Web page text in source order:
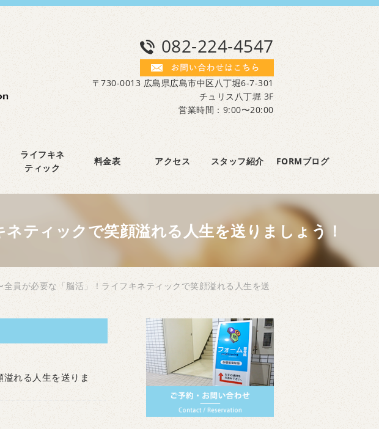
082-224-4547
〒730-0013 広島県広島市中区八丁堀6-7-301
チュリス八丁堀 3F
営業時間：9:00〜20:00
ライフキネ
ティック
料金表 アクセス スタッフ紹介 FORMブログ
ティックで笑顔溢れる人生を送りましょう！
員が必要な「脳活」！ライフキネティックで笑顔溢れる人生を送
れる人生を送りま